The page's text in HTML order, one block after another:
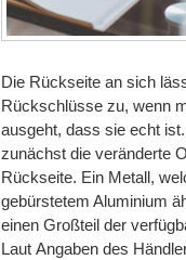
Die Rückseite an sich
Rückschlüsse zu, wenn
ausgeht, dass sie echt
zunächst die veränderte
Rückseite. Ein Metall,
gebürstetem Aluminium
einen Großteil der
Laut Angaben des